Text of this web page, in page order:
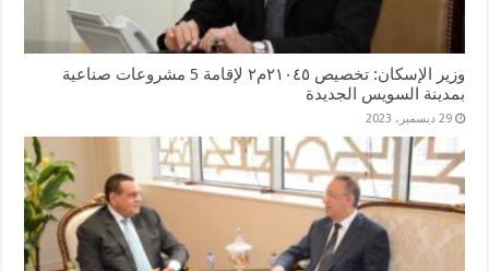
وزير الإسكان: تخصيص ٢١٠٤٥م٢ لإقامة 5 مشروعات صناعية
بمدينة السويس الجديدة
29 ديسمبر، 2023